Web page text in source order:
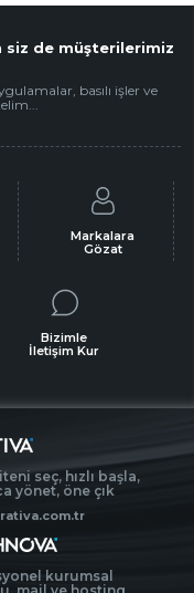
siz de müşterilerimiz
basılı işler ve
Markalara
Gözat
Bizimle
İletişim Kur
seç, hızlı başla,
yönet, öne çık
kurumsal